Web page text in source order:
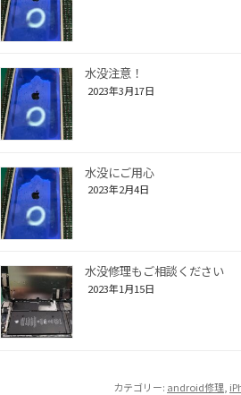
水没注意！
2023年3月17日
水没にご用心
2023年2月4日
水没修理もご相談ください
2023年1月15日
カテゴリー: android修理